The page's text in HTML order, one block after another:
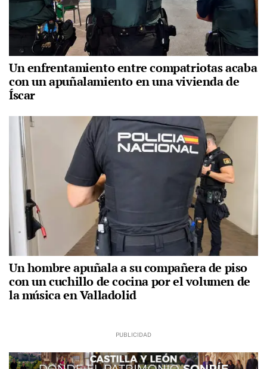
Un enfrentamiento entre compatriotas acaba
con un apuñalamiento en una vivienda de
Íscar
Un hombre apuñala a su compañera de piso
con un cuchillo de cocina por el volumen de
la música en Valladolid